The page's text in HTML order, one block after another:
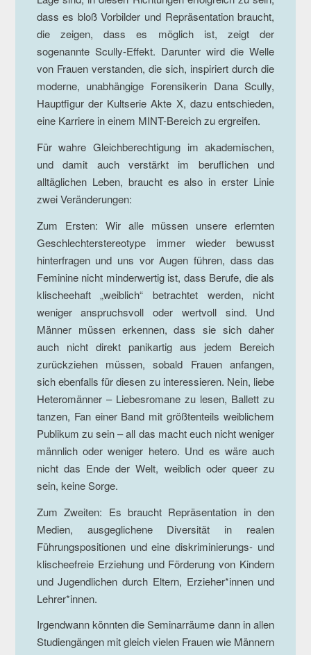
dass es bloß Vorbilder und Repräsentation braucht,
die zeigen, dass es möglich ist, zeigt der
sogenannte Scully-Effekt. Darunter wird die Welle
von Frauen verstanden, die sich, inspiriert durch die
moderne, unabhängige Forensikerin Dana Scully,
Hauptfigur der Kultserie Akte X, dazu entschieden,
eine Karriere in einem MINT-Bereich zu ergreifen.
Für wahre Gleichberechtigung im akademischen,
und damit auch verstärkt im beruflichen und
alltäglichen Leben, braucht es also in erster Linie
zwei Veränderungen:
Zum Ersten: Wir alle müssen unsere erlernten
Geschlechterstereotype immer wieder bewusst
hinterfragen und uns vor Augen führen, dass das
Feminine nicht minderwertig ist, dass Berufe, die als
klischeehaft „weiblich“ betrachtet werden, nicht
weniger anspruchsvoll oder wertvoll sind. Und
Männer müssen erkennen, dass sie sich daher
auch nicht direkt panikartig aus jedem Bereich
zurückziehen müssen, sobald Frauen anfangen,
sich ebenfalls für diesen zu interessieren. Nein, liebe
Heteromänner – Liebesromane zu lesen, Ballett zu
tanzen, Fan einer Band mit größtenteils weiblichem
Publikum zu sein – all das macht euch nicht weniger
männlich oder weniger hetero. Und es wäre auch
nicht das Ende der Welt, weiblich oder queer zu
sein, keine Sorge.
Zum Zweiten: Es braucht Repräsentation in den
Medien, ausgeglichene Diversität in realen
Führungspositionen und eine diskriminierungs- und
klischeefreie Erziehung und Förderung von Kindern
und Jugendlichen durch Eltern, Erzieher*innen und
Lehrer*innen.
Irgendwann könnten die Seminarräume dann in allen
Studiengängen mit gleich vielen Frauen wie Männern